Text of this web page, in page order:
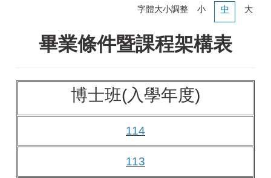
字體大小調整 小 中 大
畢業條件暨課程架構表
博士班(入學年度)
114
113